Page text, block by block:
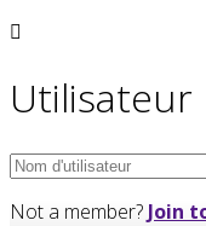
Utilisateur
Not a member? Join